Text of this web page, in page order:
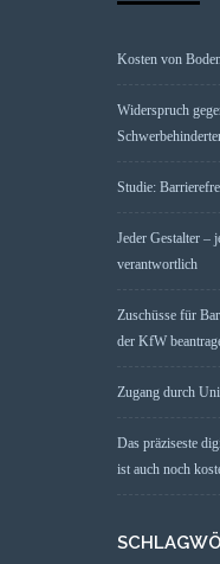
Kosten von
Widerspruch
Studie:
Jeder Gestalter –
verantwortlich
Zuschüsse für
der KfW
Zugang durch
Das präziseste
ist auch noch